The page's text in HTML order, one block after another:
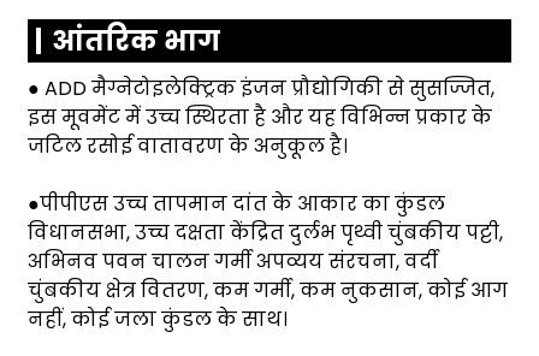
आंतरिक भाग
● ADD मैग्नेटोइलेक्ट्रिक इंजन प्रौद्योगिकी से सुसज्जित,
इस मूवमेंट में उच्च स्थिरता है और यह विभिन्न प्रकार के
जटिल रसोई वातावरण के अनुकूल है।
●पीपीएस उच्च तापमान दांत के आकार का कुंडल
विधानसभा, उच्च दक्षता केंद्रित दुर्लभ पृथ्वी चुंबकीय पट्टी,
अभिनव पवन चालन गर्मी अपव्यय संरचना, वर्दी
चुंबकीय क्षेत्र वितरण, कम गर्मी, कम नुकसान, कोई आग
नहीं, कोई जला कुंडल के साथ।